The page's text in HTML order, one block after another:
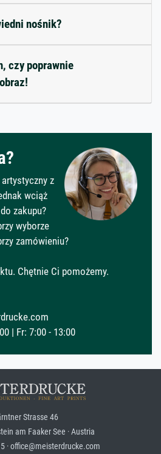
nośnik?
czy poprawnie
z
wciąż
zakupu?
wyborze
zamówieniu?
Chętnie Ci pomożemy.
| Fr: 7:00 - 13:00
Strasse 46
am Faaker See · Austria
· office@meisterdrucke.com